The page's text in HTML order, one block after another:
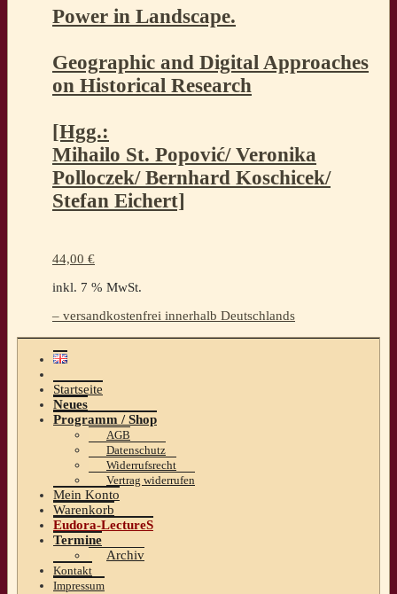
Power in Landscape.
Geographic and Digital Approaches
on Historical Research
[Hgg.:
Mihailo St. Popović/ Veronika
Polloczek/ Bernhard Koschicek/
Stefan Eichert]
44,00 €
inkl. 7 % MwSt.
– versandkostenfrei innerhalb Deutschlands
Startseite
Neues
Programm / Shop
AGB
Datenschutz
Widerrufsrecht
Vertrag widerrufen
Mein Konto
Warenkorb
Eudora-LectureS
Termine
Archiv
Kontakt
Impressum